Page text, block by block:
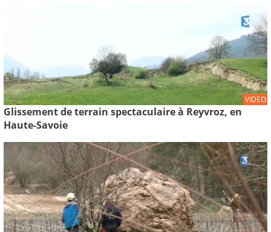
VIDEO
Glissement de terrain spectaculaire à Reyvroz, en
Haute-Savoie